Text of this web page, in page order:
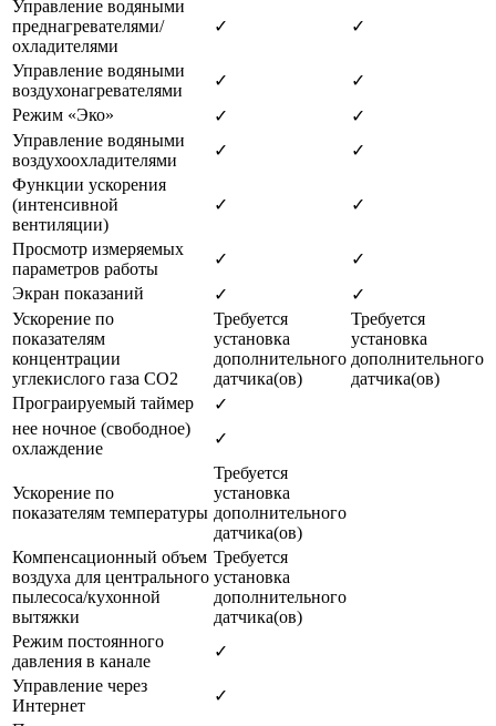
Управление водяными
преднагревателями/
охладителями
✓ ✓
Управление водяными
воздухонагревателями
✓
✓
Режим «Эко»
✓
✓
Управление водяными
воздухоохладителями
✓
✓
Функции ускорения
(интенсивной
вентиляции)
✓ ✓
Просмотр измеряемых
параметров работы
✓
✓
Экран показаний
✓
✓
Ускорение по
показателям
концентрации
углекислого газа CO2
Требуется
установка
дополнительного
датчика(ов)
Требуется
установка
дополнительного
датчика(ов)
Програируемый таймер
✓
нее ночное (свободное)
охлаждение
✓
Ускорение по
показателям температуры
Требуется
установка
дополнительного
датчика(ов)
Компенсационный объем
воздуха для центрального
пылесоса/кухонной
вытяжки
Требуется
установка
дополнительного
датчика(ов)
Режим постоянного
давления в канале
✓
Управление через
Интернет
✓